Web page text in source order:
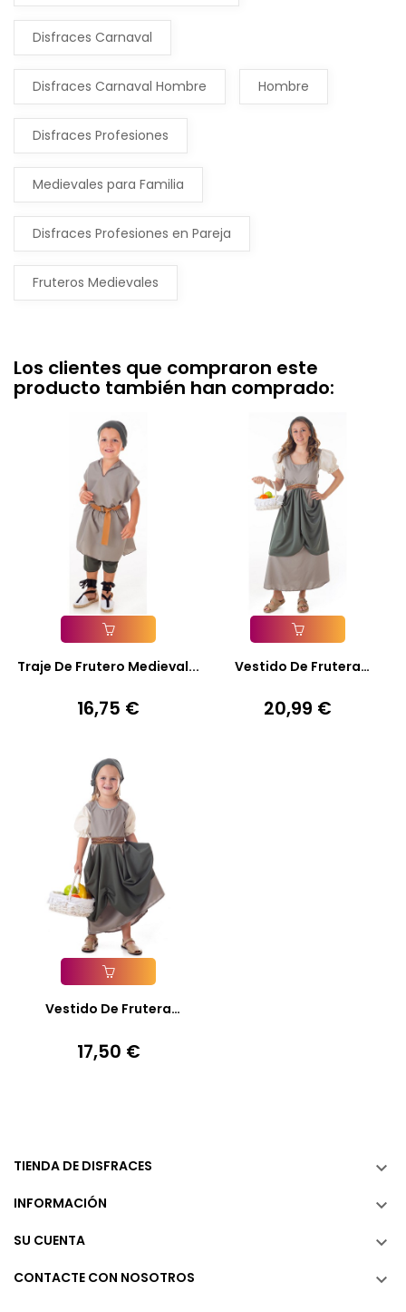
Disfraces Carnaval
Disfraces Carnaval Hombre Hombre
Disfraces Profesiones
Medievales para Familia
Disfraces Profesiones en Pareja
Fruteros Medievales
Los clientes que compraron este
producto también han comprado:
Añadir A La Cesta
Traje De Frutero Medieval...
Precio
16,75 €
Añadir A La Cesta
Vestido De Frutera
Precio
20,99 €
Añadir A La Cesta
Vestido De Frutera
Precio
17,50 €
TIENDA DE DISFRACES 
INFORMACIÓN 
SU CUENTA 
CONTACTE CON NOSOTROS 